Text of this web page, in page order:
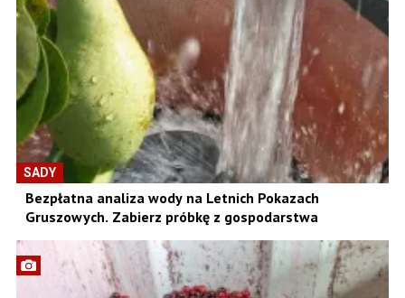
SADY
Bezpłatna analiza wody na Letnich Pokazach
Gruszowych. Zabierz próbkę z gospodarstwa